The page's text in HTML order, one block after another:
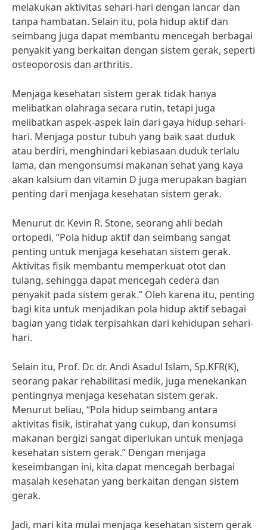
melakukan aktivitas sehari-hari dengan lancar dan
tanpa hambatan. Selain itu, pola hidup aktif dan
seimbang juga dapat membantu mencegah berbagai
penyakit yang berkaitan dengan sistem gerak, seperti
osteoporosis dan arthritis.
Menjaga kesehatan sistem gerak tidak hanya
melibatkan olahraga secara rutin, tetapi juga
melibatkan aspek-aspek lain dari gaya hidup sehari-
hari. Menjaga postur tubuh yang baik saat duduk
atau berdiri, menghindari kebiasaan duduk terlalu
lama, dan mengonsumsi makanan sehat yang kaya
akan kalsium dan vitamin D juga merupakan bagian
penting dari menjaga kesehatan sistem gerak.
Menurut dr. Kevin R. Stone, seorang ahli bedah
ortopedi, “Pola hidup aktif dan seimbang sangat
penting untuk menjaga kesehatan sistem gerak.
Aktivitas fisik membantu memperkuat otot dan
tulang, sehingga dapat mencegah cedera dan
penyakit pada sistem gerak.” Oleh karena itu, penting
bagi kita untuk menjadikan pola hidup aktif sebagai
bagian yang tidak terpisahkan dari kehidupan sehari-
hari.
Selain itu, Prof. Dr. dr. Andi Asadul Islam, Sp.KFR(K),
seorang pakar rehabilitasi medik, juga menekankan
pentingnya menjaga kesehatan sistem gerak.
Menurut beliau, “Pola hidup seimbang antara
aktivitas fisik, istirahat yang cukup, dan konsumsi
makanan bergizi sangat diperlukan untuk menjaga
kesehatan sistem gerak.” Dengan menjaga
keseimbangan ini, kita dapat mencegah berbagai
masalah kesehatan yang berkaitan dengan sistem
gerak.
Jadi, mari kita mulai menjaga kesehatan sistem gerak